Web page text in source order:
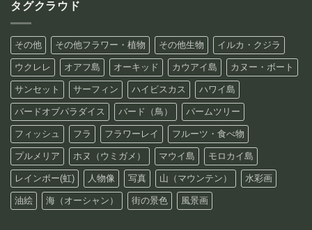
タグクラウド
その他 その他フラワー・植物 その他生物 イルカ・クジラ
ウクレレ オアフ島 オーキッド カウアイ島 カヌー・ボート
サンセット サーフィン ハイビスカス ハワイ島
バードオブパラダイス バード（鳥） パームツリー
フィッシュ フラ フラワーレイ フルーツ・食べ物
プルメリア ホヌ（ウミガメ） マウイ島 モロカイ島
レインボー(虹) 人物像 写真 山（マウンテン） 水彩画
油絵 海（オーシャン） 街の景色 風景画